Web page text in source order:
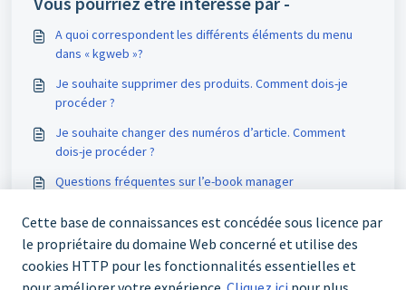
A quoi correspondent les différents éléments du menu
dans « kgweb »?
Je souhaite supprimer des produits. Comment dois-je
procéder ?
Je souhaite changer des numéros d’article. Comment
dois-je procéder ?
Questions fréquentes sur l’e-book manager
Cette base de connaissances est concédée sous licence par
le propriétaire du domaine Web concerné et utilise des
cookies HTTP pour les fonctionnalités essentielles et